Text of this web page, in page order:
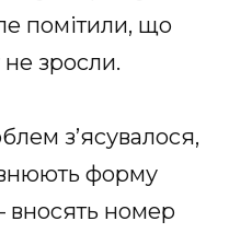
помітили, що
зросли.
з’ясувалося,
форму
вносять номер